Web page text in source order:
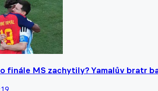
finále MS zachytily? Yamalův bratr